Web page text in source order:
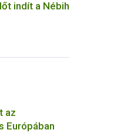
indít a Nébih
az
Európában